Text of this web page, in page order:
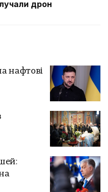
дрон
нафтові